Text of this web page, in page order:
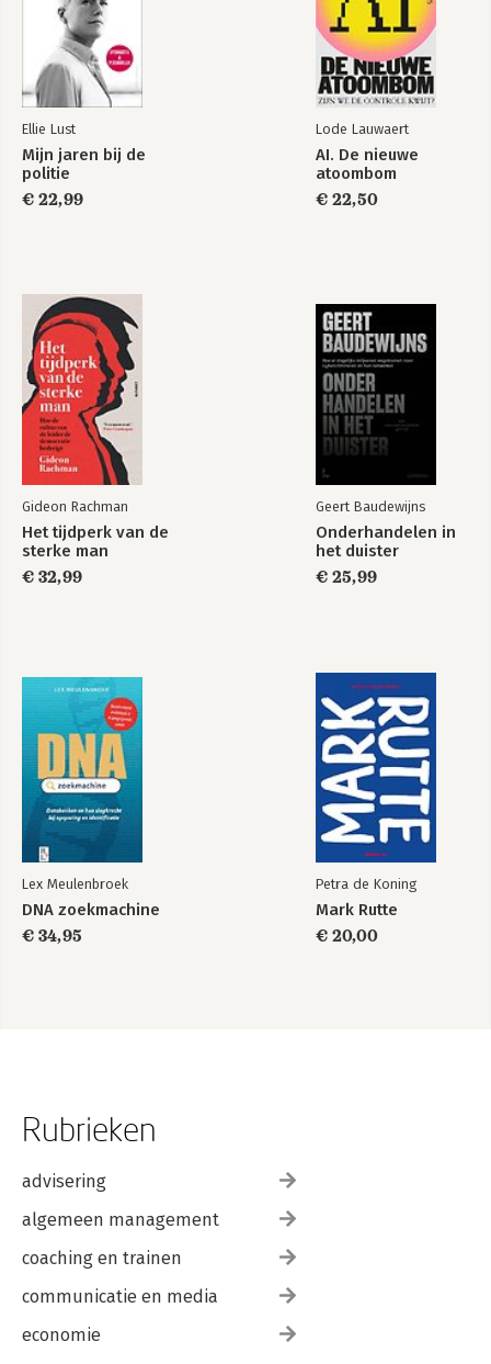
We doen het samen 41
Ten slotte 45
Keuzes maken 51
Kleine en grote keuzes 52
(On)afhankelijk? 57
Ten slotte 62
Structuur 69
Liever structuur dan avontuur 74
De keerzijde 76
Ten slotte 77
Reflectie 81
Jezelf leren kennen 82
Hoe doe je dat? 84
Kwetsbare vragen 86
Liever druk en nuttig 87
Ten slotte 92
Een blik in de spiegel 97
Druk, drukker, drukst 98
Nawoord 105
Voor wie er geen genoeg van kan krijgen 109
Maak kennis met de schrijvers 112
Enquête 115
Bronnen 123
Trefwoorden 127
Ellie Lust
Mijn jaren bij de
politie
€ 22,99
Lode Lauwaert
AI. De nieuwe
atoombom
€ 22,50
Gideon Rachman
Het tijdperk van de
sterke man
€ 32,99
Geert Baudewijns
Onderhandelen in
het duister
€ 25,99
Lex Meulenbroek
DNA zoekmachine
€ 34,95
Petra de Koning
Mark Rutte
€ 20,00
Rubrieken
advisering
algemeen management
coaching en trainen
communicatie en media
economie